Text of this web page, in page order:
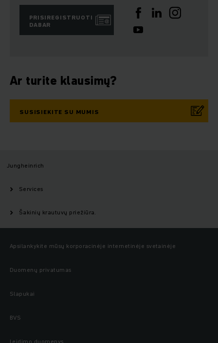
PRISIREGISTRUOTI
DABAR
Ar turite klausimų?
SUSISIEKITE SU MUMIS
Jungheinrich
Services
Šakinių krautuvų priežiūra.
Apsilankykite mūsų korporacinėje internetinėje svetainėje
Duomenų privatumas
Slapukai
BVS
Leidimo duomenys